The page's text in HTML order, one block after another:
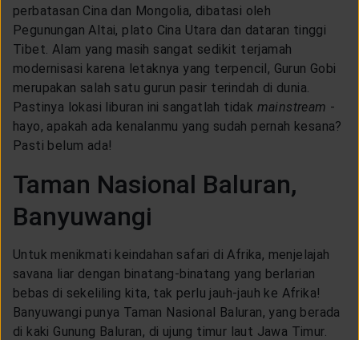
perbatasan Cina dan Mongolia, dibatasi oleh
Pegunungan Altai, plato Cina Utara dan dataran tinggi
Tibet. Alam yang masih sangat sedikit terjamah
modernisasi karena letaknya yang terpencil, Gurun Gobi
merupakan salah satu gurun pasir terindah di dunia.
Pastinya lokasi liburan ini sangatlah tidak mainstream -
hayo, apakah ada kenalanmu yang sudah pernah kesana?
Pasti belum ada!
Taman Nasional Baluran,
Banyuwangi
Untuk menikmati keindahan safari di Afrika, menjelajah
savana liar dengan binatang-binatang yang berlarian
bebas di sekeliling kita, tak perlu jauh-jauh ke Afrika!
Banyuwangi punya Taman Nasional Baluran, yang berada
di kaki Gunung Baluran, di ujung timur laut Jawa Timur.